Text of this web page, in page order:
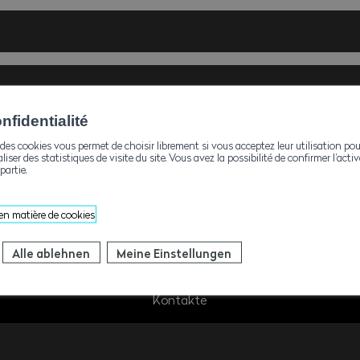
Feld]
verwaltet durch den WBV 2026
2026
aufzunehmen! Gerne versuchen wir, Ihre Erwartungen im
Verwalterin der Sozialkassen
Kontakte
cookies vous permet de choisir librement si vous acceptez leur utilisation
des statistiques de visite du site. Vous avez la possibilité de confirmer
matière de cookies
Alle ablehnen Meine Einstellungen